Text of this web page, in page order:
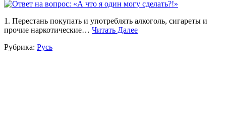
1. Перестань покупать и употреблять алкоголь, сигареты и
прочие наркотические… Читать Далее
Рубрика: Русь